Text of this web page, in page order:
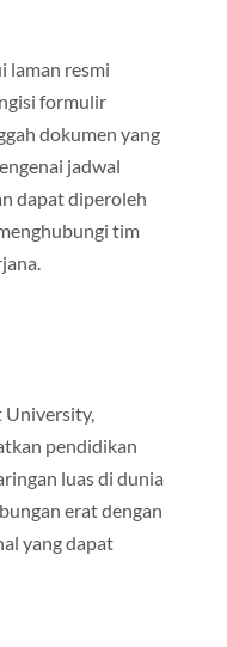
laman resmi
formulir
dokumen yang
jadwal
dapat diperoleh
tim
University,
pendidikan
luas di dunia
erat dengan
yang dapat